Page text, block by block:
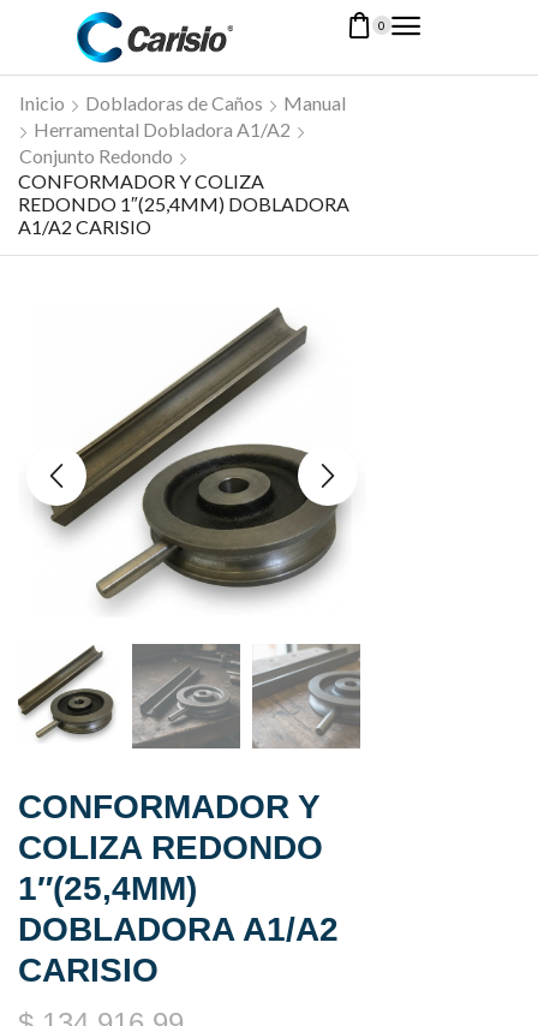
0
Inicio Dobladoras de Caños
Manual
Herramental Dobladora A1/A2
Conjunto Redondo
CONFORMADOR Y COLIZA
REDONDO 1″(25,4MM) DOBLADORA
A1/A2 CARISIO
CONFORMADOR Y
COLIZA REDONDO
1″(25,4MM)
DOBLADORA A1/A2
CARISIO